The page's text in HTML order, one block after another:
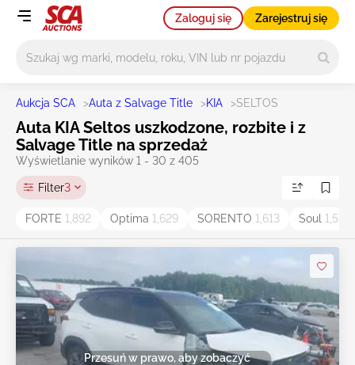
Zaloguj się Zarejestruj się
Aukcja SCA >Auta z Salvage Title >KIA >SELTOS
Auta KIA Seltos uszkodzone, rozbite i z
Salvage Title na sprzedaż
Wyświetlanie wyników 1 - 30 z 405
Filter3
FORTE 1,892 Optima 1,629 SORENTO 1,613 Soul 1,538
Przesuń w prawo, aby zobaczyć